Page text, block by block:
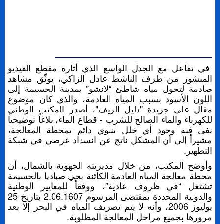
في تفاعل مع الجدل الواسع الذي أثاره مقطع الفيديو
المنشور من طرف الناشط عادل الزاكي، يوثّق مشاهد
صادمة لتحول مياه شاطئ “لانشو” بمدينة الحسيمة إلى
اللون الأسود بسبب المياه العادمة، والذي كان موضوع
مقال على جريدة "دليل الريف"، أصدر المكتب الوطني
للكهرباء والماء الصالح للشرب - قطاع الماء، بلاغاً توضيحياً
نفى فيه وجود أي خلل بنيوي دائم بمحطة المعالجة،
مشيراً إلى أن المشكل ناتج عن انسداد عرضي في شبكة
التطهير.
وأوضح المكتب، من خلال مديريته الجهوية بالشمال، أن
محطة معالجة المياه العادمة الكائنة بحي صباديا بالحسيمة
تشتغل “في ظروف عادية”، ووفقاً للمعايير الوطنية
والدولية المحددة بمقتضى المرسوم 2.06.1607 بتاريخ 25
يوليوز 2006، وأنه لا يتم تصريف المياه في البحر إلا بعد
مرورها بجميع مراحل المعالجة المطلوبة.